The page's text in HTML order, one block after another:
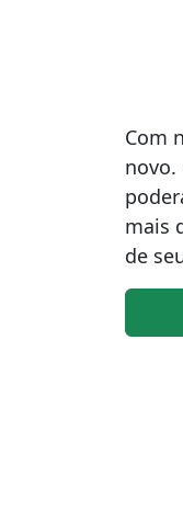
Com
novo.
mais
de